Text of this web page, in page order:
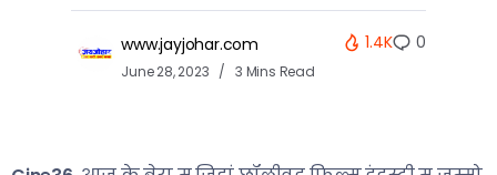
www.jayjohar.com
June 28, 2023 3 Mins Read
1.4K 0